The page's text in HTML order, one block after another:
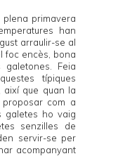
plena primavera
han
arraulir-se al
foc encès, bona
Feia
típiques
que quan la
com a
galetes ho vaig
senzilles de
servir-se per
acompanyant